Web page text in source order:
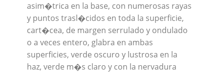
asim�trica en la base, con numerosas rayas
y puntos trasl�cidos en toda la superficie,
cart�cea, de margen serrulado y ondulado
o a veces entero, glabra en ambas
superficies, verde oscuro y lustrosa en la
haz, verde m�s claro y con la nervadura